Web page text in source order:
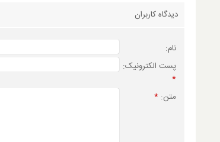
دیدگاه کاربران
نام:
پست الکترونیک:
*
متن: *